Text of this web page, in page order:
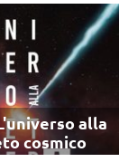
alla
cosmico